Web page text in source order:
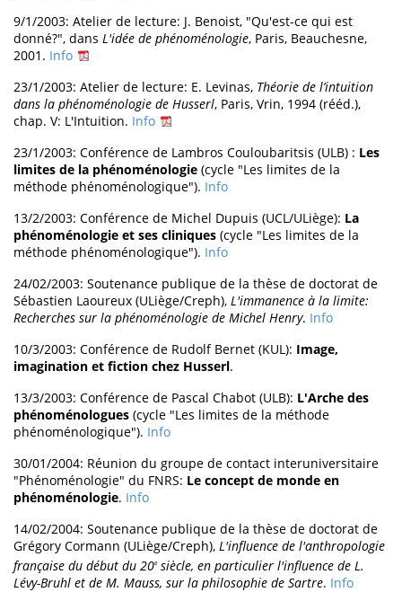
9/1/2003: Atelier de lecture: J. Benoist, "Qu'est-ce qui est
donné?", dans L'idée de phénoménologie, Paris, Beauchesne,
2001. Info
23/1/2003: Atelier de lecture: E. Levinas, Théorie de l’intuition
dans la phénoménologie de Husserl, Paris, Vrin, 1994 (rééd.),
chap. V: L'Intuition. Info
23/1/2003: Conférence de Lambros Couloubaritsis (ULB) : Les
limites de la phénoménologie (cycle "Les limites de la
méthode phénoménologique"). Info
13/2/2003: Conférence de Michel Dupuis (UCL/ULiège): La
phénoménologie et ses cliniques (cycle "Les limites de la
méthode phénoménologique"). Info
24/02/2003: Soutenance publique de la thèse de doctorat de
Sébastien Laoureux (ULiège/Creph), L'immanence à la limite:
Recherches sur la phénoménologie de Michel Henry. Info
10/3/2003: Conférence de Rudolf Bernet (KUL): Image,
imagination et fiction chez Husserl.
13/3/2003: Conférence de Pascal Chabot (ULB): L'Arche des
phénoménologues (cycle "Les limites de la méthode
phénoménologique"). Info
30/01/2004: Réunion du groupe de contact interuniversitaire
"Phénoménologie" du FNRS: Le concept de monde en
phénoménologie. Info
14/02/2004: Soutenance publique de la thèse de doctorat de
Grégory Cormann (ULiège/Creph), L'influence de l'anthropologie
française du début du 20esiècle, en particulier l'influence de L.
Lévy-Bruhl et de M. Mauss, sur la philosophie de Sartre. Info